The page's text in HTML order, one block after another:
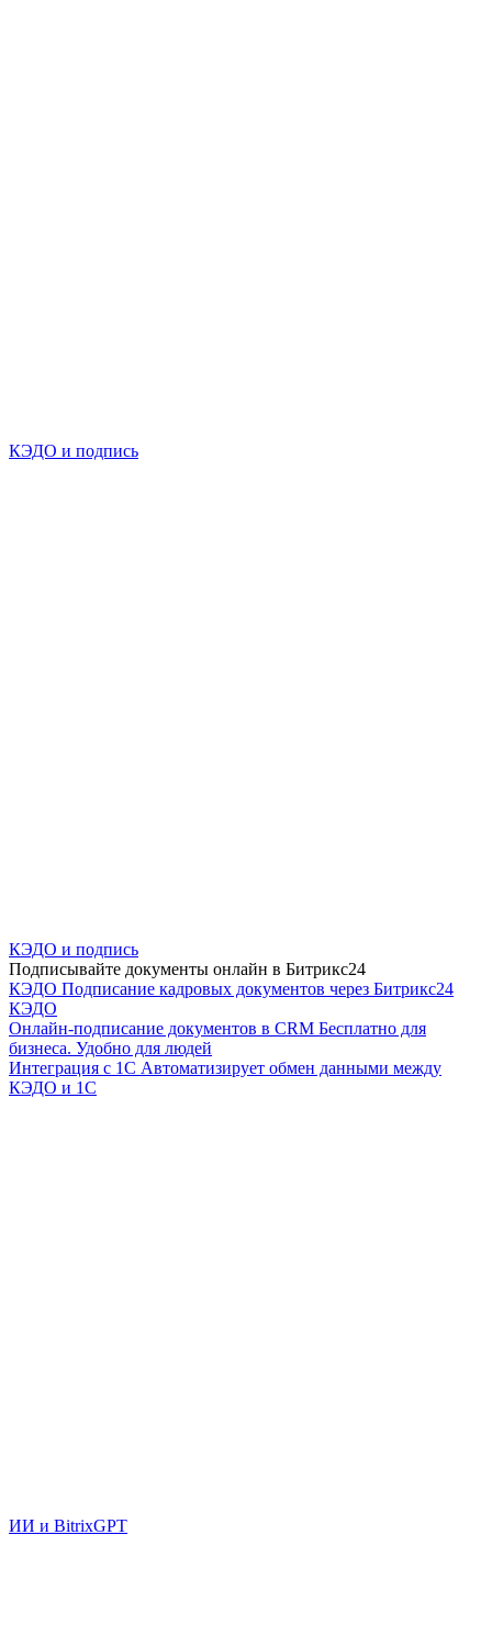
КЭДО и подпись
КЭДО и подпись
Подписывайте документы онлайн в Битрикс24
КЭДО Подписание кадровых документов через Битрикс24
КЭДО
Онлайн-подписание документов в CRM Бесплатно для
бизнеса. Удобно для людей
Интеграция с 1С Автоматизирует обмен данными между
КЭДО и 1С
ИИ и BitrixGPT